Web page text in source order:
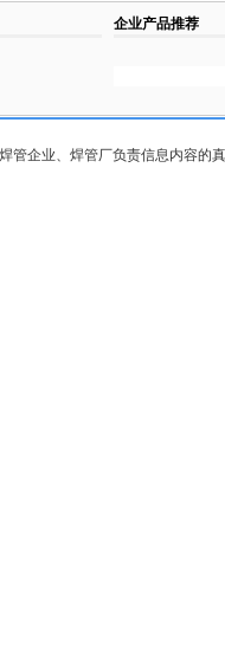
企业产品推荐
管企业、焊管厂负责信息内容的